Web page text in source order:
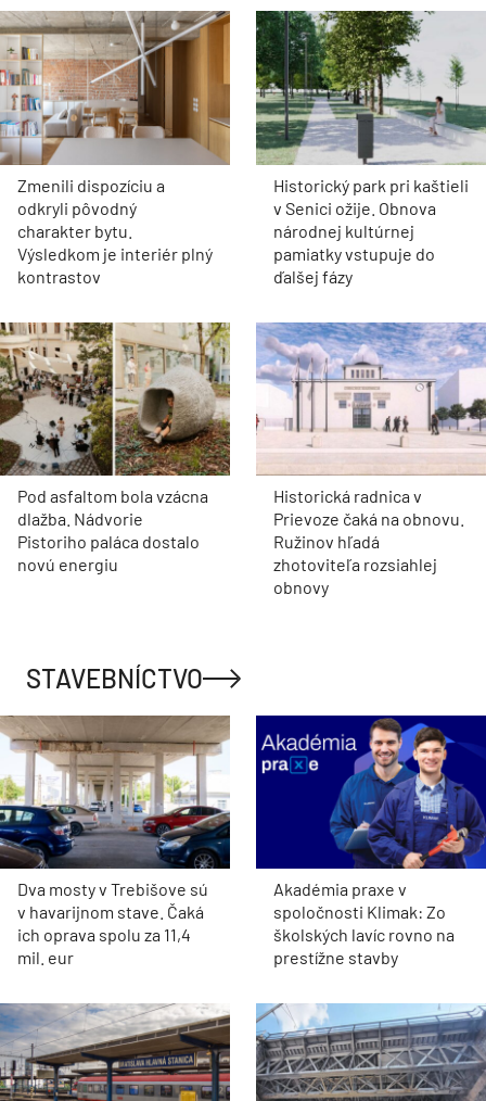
Zmenili dispozíciu a
odkryli pôvodný
charakter bytu.
Výsledkom je interiér plný
kontrastov
Historický park pri kaštieli
v Senici ožije. Obnova
národnej kultúrnej
pamiatky vstupuje do
ďalšej fázy
Pod asfaltom bola vzácna
dlažba. Nádvorie
Pistoriho paláca dostalo
novú energiu
Historická radnica v
Prievoze čaká na obnovu.
Ružinov hľadá
zhotoviteľa rozsiahlej
obnovy
STAVEBNÍCTVO
Dva mosty v Trebišove sú
v havarijnom stave. Čaká
ich oprava spolu za 11,4
mil. eur
Akadémia praxe v
spoločnosti Klimak: Zo
školských lavíc rovno na
prestížne stavby